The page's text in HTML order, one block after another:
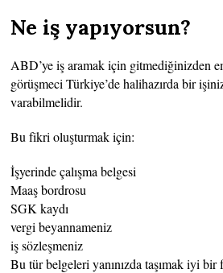
Ne iş yapıyorsun?
ABD’ye iş aramak için gitmediğinizden
görüşmeci Türkiye’de halihazırda bir
varabilmelidir.
Bu fikri oluşturmak için:
İşyerinde çalışma belgesi
Maaş bordrosu
SGK kaydı
vergi beyannameniz
iş sözleşmeniz
Bu tür belgeleri yanınızda taşımak iyi